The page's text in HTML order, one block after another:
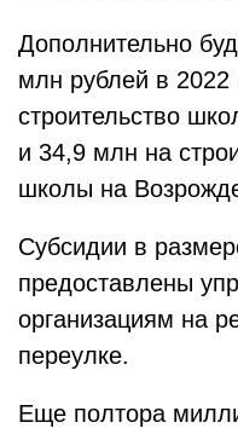
Дополнительно
млн рублей в 2022
строительство
и 34,9 млн на
школы на
Субсидии в
предоставлены
организациям на
переулке.
Еще полтора